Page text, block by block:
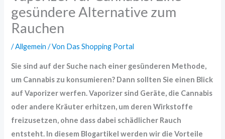
gesündere Alternative zum
Rauchen
/Allgemein / Von Das Shopping Portal
Sie sind auf der Suche nach einer gesünderen Methode,
um Cannabis zu konsumieren? Dann sollten Sie einen Blick
auf Vaporizer werfen. Vaporizer sind Geräte, die Cannabis
oder andere Kräuter erhitzen, um deren Wirkstoffe
freizusetzen, ohne dass dabei schädlicher Rauch
entsteht. In diesem Blogartikel werden wir die Vorteile